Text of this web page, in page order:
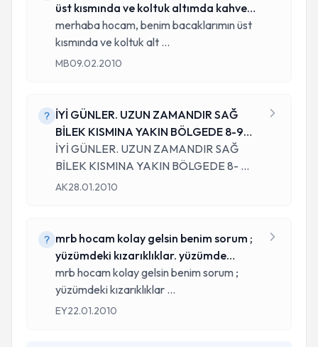
üst kısmında ve koltuk altımda kahve
reng
merhaba hocam, benim bacaklarımın üst
kısmında ve koltuk alt ...
MB09.02.2010
İYİ GÜNLER. UZUN ZAMANDIR SAĞ
BİLEK KISMINA YAKIN BÖLGEDE 8-9
CM LİK BİR AL
İYİ GÜNLER. UZUN ZAMANDIR SAĞ
BİLEK KISMINA YAKIN BÖLGEDE 8- ...
AK28.01.2010
mrb hocam kolay gelsin benim sorum ;
yüzümdeki kızarıklıklar. yüzümde
yanma
mrb hocam kolay gelsin benim sorum ;
yüzümdeki kızarıklıklar ...
EY22.01.2010